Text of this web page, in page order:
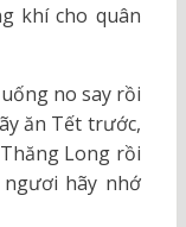
khí cho quân
no say rồi
ăn Tết trước,
Long rồi
hãy nhớ